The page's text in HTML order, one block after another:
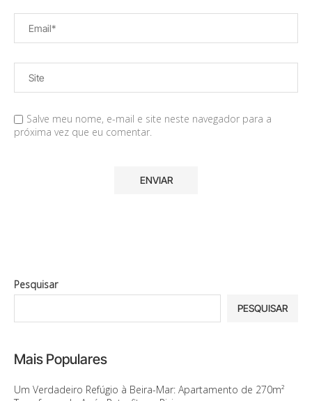
Salve meu nome, e-mail e site neste navegador para a
próxima vez que eu comentar.
Pesquisar
PESQUISAR
Mais Populares
Um Verdadeiro Refúgio à Beira-Mar: Apartamento de 270m²